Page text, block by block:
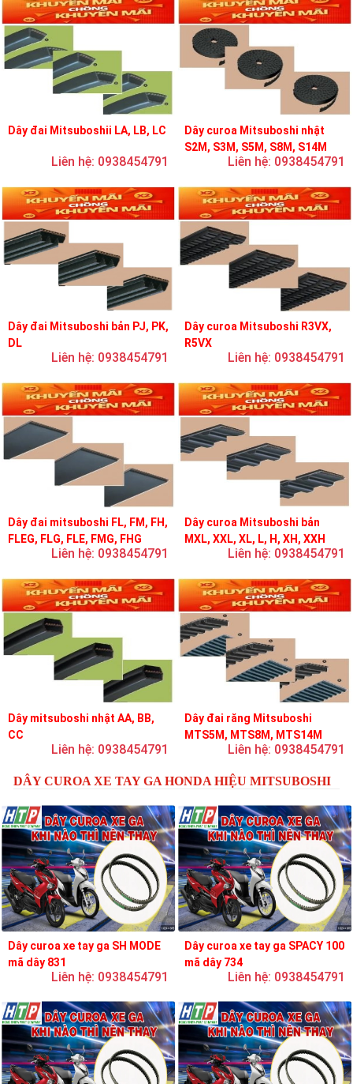
Dây đai Mitsuboshii LA, LB, LC
Liên hệ: 0938454791
Dây curoa Mitsuboshi nhật
S2M, S3M, S5M, S8M, S14M
Liên hệ: 0938454791
Dây đai Mitsuboshi bản PJ, PK,
DL
Liên hệ: 0938454791
Dây curoa Mitsuboshi R3VX,
R5VX
Liên hệ: 0938454791
Dây đai mitsuboshi FL, FM, FH,
FLEG, FLG, FLE, FMG, FHG
Liên hệ: 0938454791
Dây curoa Mitsuboshi bản
MXL, XXL, XL, L, H, XH, XXH
Liên hệ: 0938454791
Dây mitsuboshi nhật AA, BB,
CC
Liên hệ: 0938454791
Dây đai răng Mitsuboshi
MTS5M, MTS8M, MTS14M
Liên hệ: 0938454791
DÂY CUROA XE TAY GA HONDA HIỆU MITSUBOSHI
Dây curoa xe tay ga SH MODE
mã dây 831
Liên hệ: 0938454791
Dây curoa xe tay ga SPACY 100
mã dây 734
Liên hệ: 0938454791